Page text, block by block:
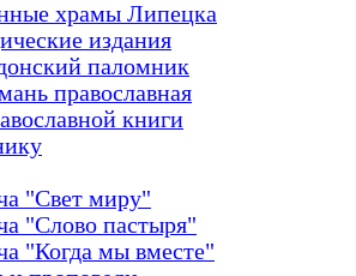
храмы Липецка
издания
паломник
православная
книги
"Свет миру"
"Слово пастыря"
"Когда мы вместе"